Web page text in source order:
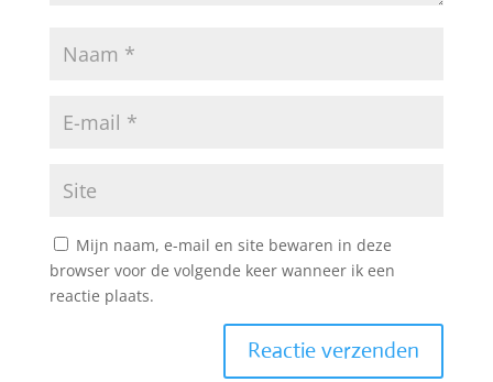
Mijn naam, e-mail en site bewaren in deze
browser voor de volgende keer wanneer ik een
reactie plaats.